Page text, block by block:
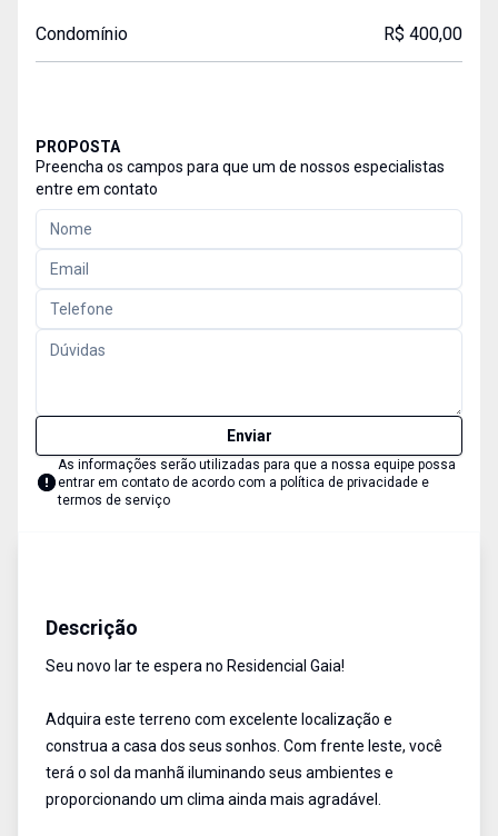
Condomínio R$ 400,00
PROPOSTA
Preencha os campos para que um de nossos especialistas
entre em contato
Enviar
As informações serão utilizadas para que a nossa equipe possa
entrar em contato de acordo com a política de privacidade e
termos de serviço
Descrição
Seu novo lar te espera no Residencial Gaia!
Adquira este terreno com excelente localização e
construa a casa dos seus sonhos. Com frente leste, você
terá o sol da manhã iluminando seus ambientes e
proporcionando um clima ainda mais agradável.